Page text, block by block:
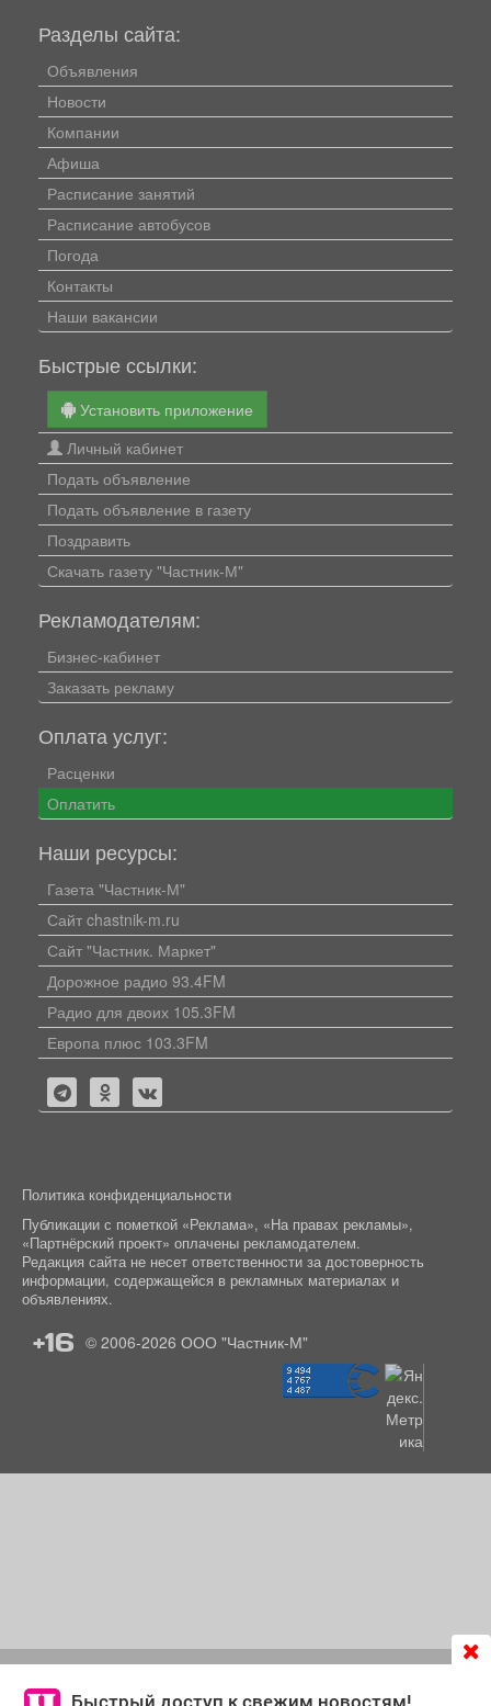
согласие на обработку файлов cookie, которые
Разделы сайта:
Объявления
Новости
Компании
Афиша
Расписание занятий
Расписание автобусов
Погода
Контакты
Наши вакансии
Быстрые ссылки:
Установить приложение
Личный кабинет
Подать объявление
Подать объявление в газету
Поздравить
Скачать газету "Частник-М"
Рекламодателям:
Бизнес-кабинет
Заказать рекламу
Оплата услуг:
Расценки
Оплатить
Наши ресурсы:
Газета "Частник-М"
Сайт chastnik-m.ru
Сайт "Частник. Маркет"
Дорожное радио 93.4FM
Радио для двоих 105.3FM
Европа плюс 103.3FM
Политика конфиденциальности
Публикации с пометкой «Реклама», «На правах рекламы»,
«Партнёрский проект» оплачены рекламодателем.
Редакция сайта не несет ответственности за достоверность
информации, содержащейся в рекламных материалах и
объявлениях.
+16 © 2006-2026 ООО "Частник-М"